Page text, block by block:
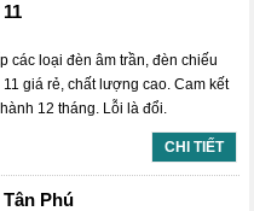
các loại đèn âm trần, đèn chiếu
giá rẻ, chất lượng cao. Cam kết
12 tháng. Lỗi là đổi.
CHI TIẾT
Phú